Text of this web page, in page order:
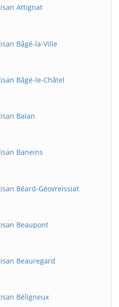
Attignat
Bâgé-la-Ville
Bâgé-le-Châtel
Balan
Baneins
Béard-Géovreissiat
Beaupont
Beauregard
Béligneux